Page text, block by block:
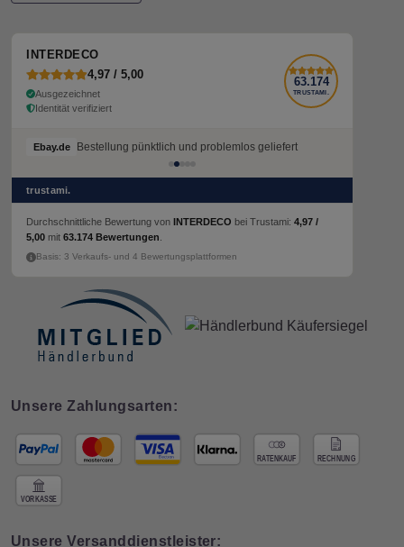
INTERDECO
4,97 / 5,00
Ausgezeichnet
Identität verifiziert
63.174
TRUSTAMI.
Ebay.de Bestellung pünktlich und problemlos geliefert
Ebay.de Bestellung pünktlich und problemlos geliefert
trustami.
Durchschnittliche Bewertung von INTERDECO bei Trustami: 4,97 /
5,00 mit 63.174 Bewertungen.
Basis: 3 Verkaufs- und 4 Bewertungsplattformen
Unsere Zahlungsarten:
Unsere Versanddienstleister: